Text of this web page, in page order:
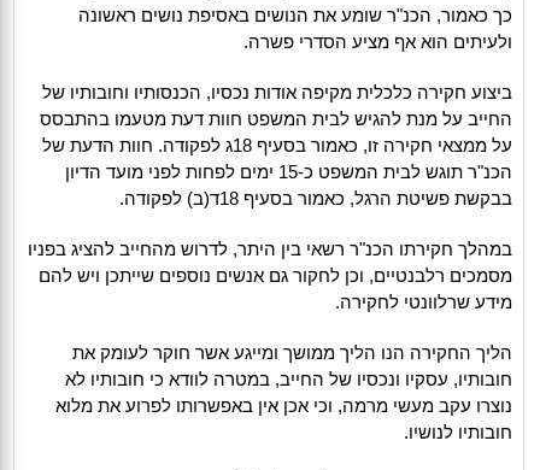
כך כאמור, הכנ"ר שומע את הנושים באסיפת נושים ראשונה
ולעיתים הוא אף מציע הסדרי פשרה.
ביצוע חקירה כלכלית מקיפה אודות נכסיו, הכנסותיו וחובותיו של
החייב על מנת להגיש לבית המשפט חוות דעת מטעמו בהתבסס
על ממצאי חקירה זו, כאמור בסעיף 18ג לפקודה. חוות הדעת של
הכנ"ר תוגש לבית המשפט כ-15 ימים לפחות לפני מועד הדיון
בבקשת פשיטת הרגל, כאמור בסעיף 18ד(ב) לפקודה.
במהלך חקירתו הכנ"ר רשאי בין היתר, לדרוש מהחייב להציג בפניו
מסמכים רלבנטיים, וכן לחקור גם אנשים נוספים שייתכן ויש להם
מידע שרלוונטי לחקירה.
הליך החקירה הנו הליך ממושך ומייגע אשר חוקר לעומק את
חובותיו, עסקיו ונכסיו של החייב, במטרה לוודא כי חובותיו לא
נוצרו עקב מעשי מרמה, וכי אכן אין באפשרותו לפרוע את מלוא
חובותיו לנושיו.